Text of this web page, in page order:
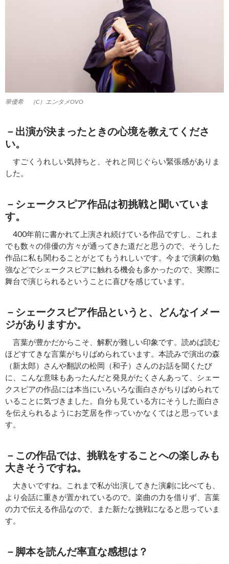
華優希 （C）エンタメOVO
－出演が決まったときの心境を教えてくださ
い。
すごくうれしい気持ちと、それと同じぐらい緊張感がありま
した。
－シェークスピア作品は初挑戦と聞いていま
す。
400年前に書かれて上演され続けている作品ですし、これま
でも数々の俳優の方々が通ってきた道だと思うので、そうした
作品に私も関わることがとてもうれしいです。今まで演劇の勉
強などでシェークスピアに触れる機会も多かったので、実際に
舞台で演じられるということに喜びを感じています。
－シェークスピア作品というと、どんなイメー
ジがありますか。
言葉が豊かだからこそ、解釈が難しい印象です。読めば読む
ほどすてきな言葉がちりばめられています。本読みで演出の森
（新太郎）さんや翻訳の松岡（和子）さんのお話を聞くたび
に、こんな意味もあったんだと発見がたくさんあって、シェー
クスピアの作品には本当にいろいろな面白さがちりばめられて
いることに気づきました。自分も見ている方にそうした面白さ
を伝えられるようにお芝居を作っていかなくてはと思っていま
す。
－この作品では、挑戦をすることへの楽しみも
大きそうですね。
大きいですね。これまで私が出演してきた演劇に比べても、
より会話に重きが置かれているので。楽曲の力を借りず、言葉
の力で伝える作品なので、また新たな挑戦になると思っていま
す。
－脚本を読んだ率直な感想は？